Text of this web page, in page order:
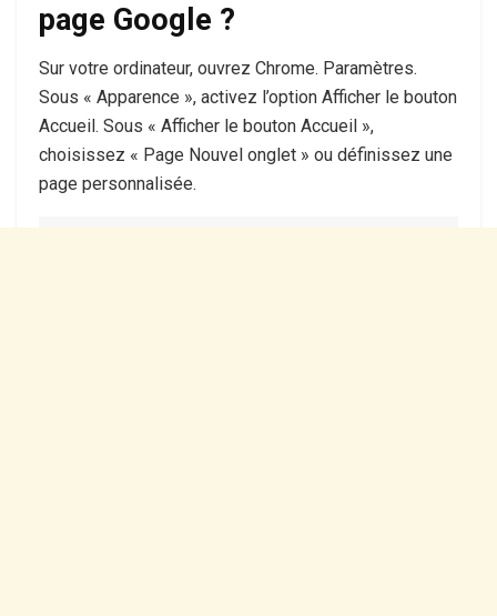
page Google ?
Sur votre ordinateur, ouvrez Chrome. Paramètres.
Sous « Apparence », activez l’option Afficher le bouton
Accueil. Sous « Afficher le bouton Accueil »,
choisissez « Page Nouvel onglet » ou définissez une
page personnalisée.